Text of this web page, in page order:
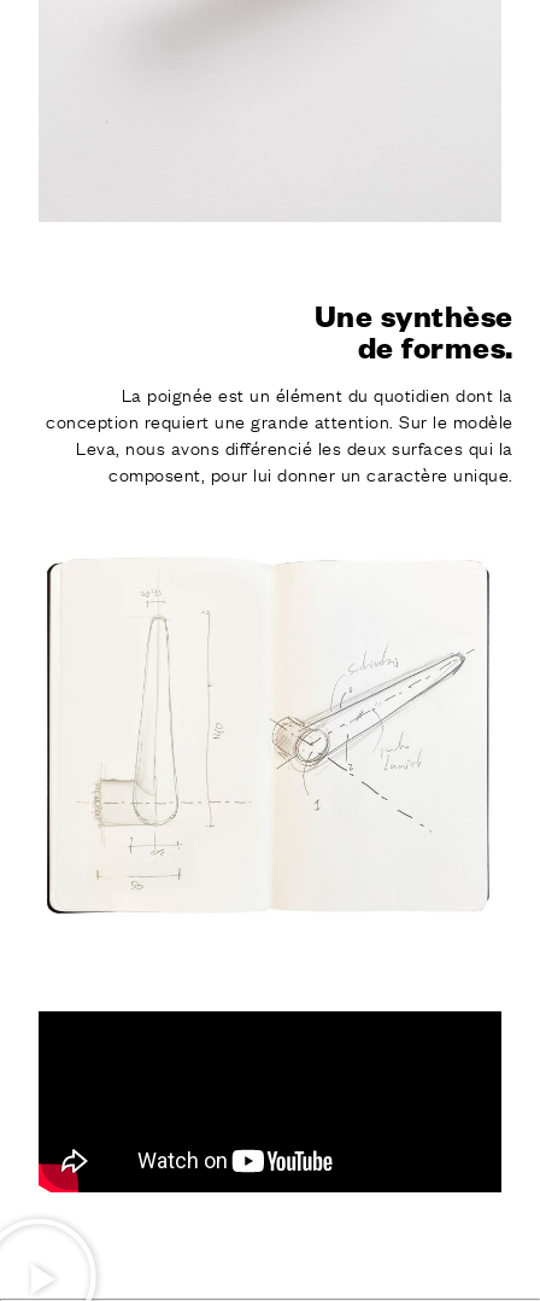
Une synthèse
de formes.
La poignée est un élément du quotidien dont la
conception requiert une grande attention. Sur le modèle
Leva, nous avons différencié les deux surfaces qui la
composent, pour lui donner un caractère unique.